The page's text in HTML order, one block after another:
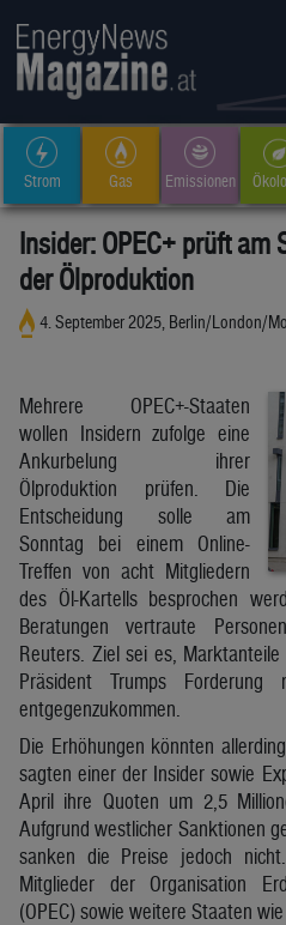
Strom Gas Emissionen
Insider: OPEC+ prüft am
der Ölproduktion
4. September 2025, Berlin/London/
Mehrere OPEC+-Staaten
wollen Insidern zufolge eine
Ankurbelung ihrer
Ölproduktion prüfen. Die
Entscheidung solle am
Sonntag bei einem Online-
Treffen von acht Mitgliedern
des Öl-Kartells besprochen
Beratungen vertraute
Reuters. Ziel sei es,
Präsident Trumps Forderung
entgegenzukommen.
Die Erhöhungen könnten
sagten einer der Insider sowie
April ihre Quoten um 2,5
Aufgrund westlicher Sanktionen
sanken die Preise jedoch
Mitglieder der Organisation
(OPEC) sowie weitere Staaten wie